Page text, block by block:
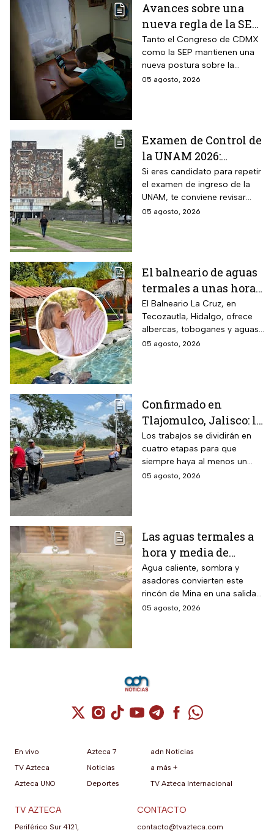
Avances sobre una
nueva regla de la SEP
sobre el uso de
celulares en la
escuelas
Tanto el Congreso de CDMX
como la SEP mantienen una
nueva postura sobre la
regulación de celulares en las
05 agosto, 2026
Examen de Control de
la UNAM 2026:
¿Cuántos aciertos
piden en las carreras
más solicitadas?
Si eres candidato para repetir
el examen de ingreso de la
UNAM, te conviene revisar
cuántos aciertos deberás de
05 agosto, 2026
El balneario de aguas
termales a unas horas
de Naucalpan con
entrada desde $100
pesos para este grupo
de adultos mayores
El Balneario La Cruz, en
Tecozautla, Hidalgo, ofrece
albercas, toboganes y aguas
termales, con tarifas
05 agosto, 2026
Confirmado en
Tlajomulco, Jalisco: la
avenida Jesús Michel
(ex 8 de Julio) seguirá
con obras hasta
diciembre 2026 y este
Los trabajos se dividirán en
cuatro etapas para que
siempre haya al menos un
carril habilitado en cada
05 agosto, 2026
Las aguas termales a
hora y media de
Monterrey, Nuevo
León, donde la
entrada cuesta desde
$30 pesos y este grupo
Agua caliente, sombra y
asadores convierten este
rincón de Mina en una salida
sencilla para pasar el día en
05 agosto, 2026
Cuenta de X / Twitter (se abre en una
Cuenta de Instagram (se abre en una
Cuenta de TikTok (se abre en
Cuenta de YouTube (se abre
Cuenta de Telegram (se
Cuenta de
Cuenta de
En vivo
TV Azteca
Azteca UNO
Azteca 7
Noticias
Deportes
adn Noticias
a más +
TV Azteca Internacional
TV AZTECA
Periférico Sur 4121,
CONTACTO
contacto@tvazteca.com